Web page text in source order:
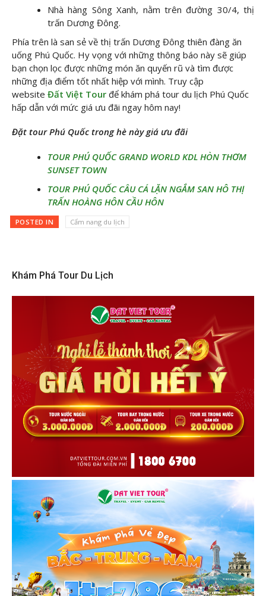
Nhà hàng Sông Xanh, nằm trên đường 30/4, thị
trấn Dương Đông.
Phía trên là san sẻ về thị trấn Dương Đông thiên đàng ăn
uống Phú Quốc. Hy vọng với những thông báo này sẽ giúp
bạn chọn lọc được những món ăn quyến rũ và tìm được
những địa điểm tốt nhất hiệp với mình. Truy cập
website Đất Việt Tour để khám phá tour du lịch Phú Quốc
hấp dẫn với mức giá ưu đãi ngay hôm nay!
Đặt tour Phú Quốc trong hè này giá ưu đãi
TOUR PHÚ QUỐC GRAND WORLD KDL HÒN THƠM
SUNSET TOWN
TOUR PHÚ QUỐC CÂU CÁ LẶN NGẮM SAN HÔ THỊ
TRẤN HOÀNG HÔN CẦU HÔN
POSTED IN Cẩm nang du lịch
Khám Phá Tour Du Lịch